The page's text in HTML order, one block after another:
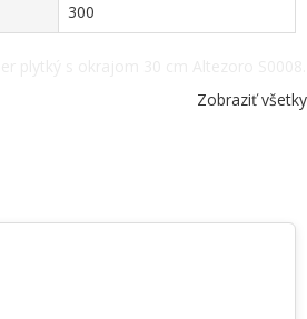
300
tela - Porcelán, Veľkosť - 300,
Zobraziť všetky